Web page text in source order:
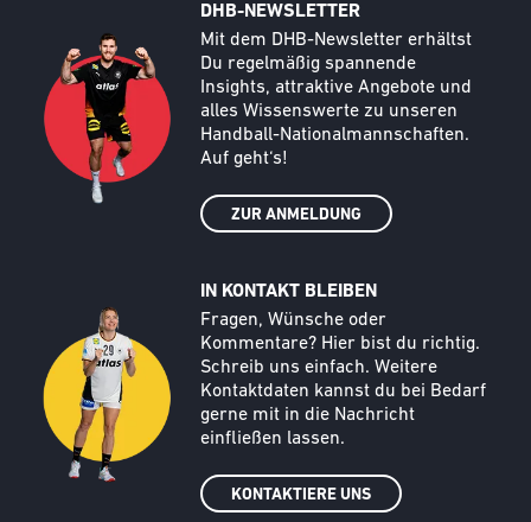
DHB-NEWSLETTER
Text
Mit dem DHB-Newsletter erhältst
Du regelmäßig spannende
Insights, attraktive Angebote und
alles Wissenswerte zu unseren
Handball-Nationalmannschaften.
Auf geht‘s!
ZUR ANMELDUNG
Call to action image
IN KONTAKT BLEIBEN
Text
Fragen, Wünsche oder
Kommentare? Hier bist du richtig.
Schreib uns einfach. Weitere
Kontaktdaten kannst du bei Bedarf
gerne mit in die Nachricht
einfließen lassen.
KONTAKTIERE UNS